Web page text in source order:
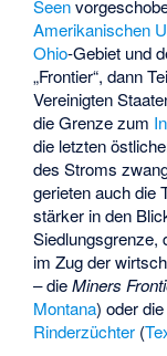
Seen
Amerikanischen
Ohio-Gebiet und
„Frontier“, dann
Vereinigten
die Grenze zum
die letzten
des Stroms
gerieten auch die
stärker in den
Siedlungsgrenze,
im Zug der
– dieMiners
Montana) oder die
Rinderzüchter (